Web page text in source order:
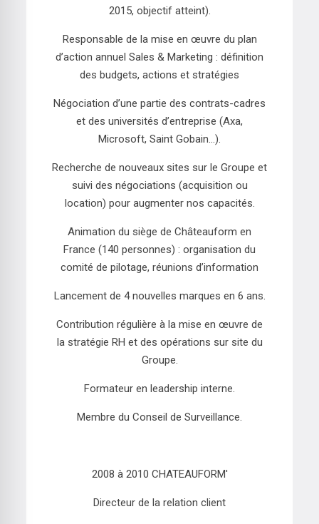
2015, objectif atteint).
Responsable de la mise en œuvre du plan
d’action annuel Sales & Marketing : définition
des budgets, actions et stratégies
Négociation d’une partie des contrats-cadres
et des universités d’entreprise (Axa,
Microsoft, Saint Gobain...).
Recherche de nouveaux sites sur le Groupe et
suivi des négociations (acquisition ou
location) pour augmenter nos capacités.
Animation du siège de Châteauform en
France (140 personnes) : organisation du
comité de pilotage, réunions d’information
Lancement de 4 nouvelles marques en 6 ans.
Contribution régulière à la mise en œuvre de
la stratégie RH et des opérations sur site du
Groupe.
Formateur en leadership interne.
Membre du Conseil de Surveillance.
2008 à 2010 CHATEAUFORM'
Directeur de la relation client